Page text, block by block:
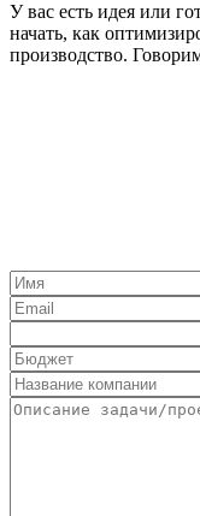
У вас есть идея или
начать, как
производство.